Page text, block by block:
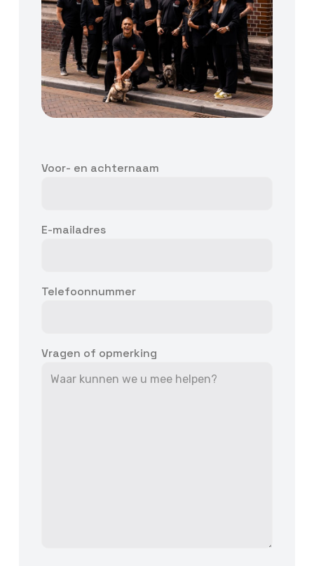
Voor- en achternaam
E-mailadres
Telefoonnummer
Vragen of opmerking